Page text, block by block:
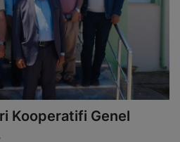
Kooperatifi Genel